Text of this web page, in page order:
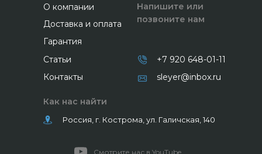
О компании
Доставка и оплата
Гарантия
Статьи
Контакты
Напишите или
позвоните нам
+7 920 648-01-11
sleyer@inbox.ru
Как нас найти
Россия, г. Кострома, ул. Галичская, 140
Смотрите нас в YouTube